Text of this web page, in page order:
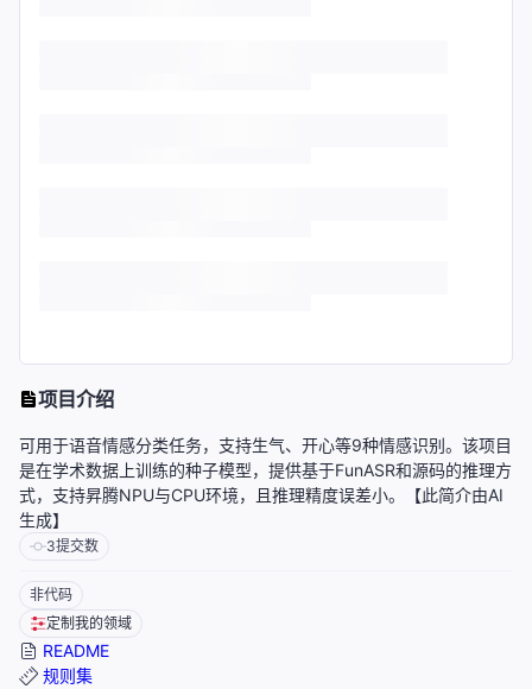
项目介绍
可用于语音情感分类任务，支持生气、开心等9种情感识别。该项目
是在学术数据上训练的种子模型，提供基于FunASR和源码的推理方
式，支持昇腾NPU与CPU环境，且推理精度误差小。【此简介由AI
生成】
3提交数
非代码
定制我的领域
README
规则集